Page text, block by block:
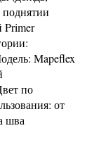
Primer
Mapeflex
по
от
шва